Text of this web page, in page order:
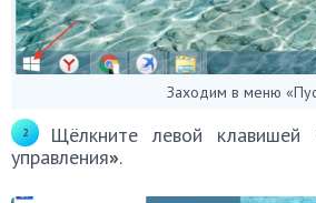
Заходим в меню
Щёлкните левой
управления».